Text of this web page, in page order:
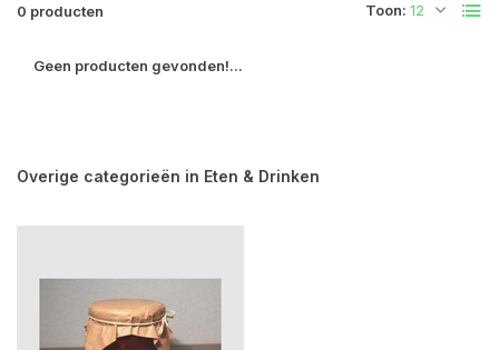
0 producten Toon:
Geen producten gevonden!...
Overige categorieën in Eten & Drinken